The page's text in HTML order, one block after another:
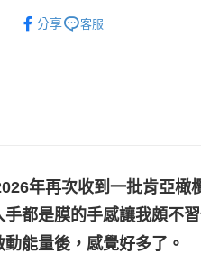
每筆NT$80，滿NT$3,000(含以
分享 客服
年再次收到一批肯亞橄
都是膜的手感讓我頗不
能量後，感覺好多了。